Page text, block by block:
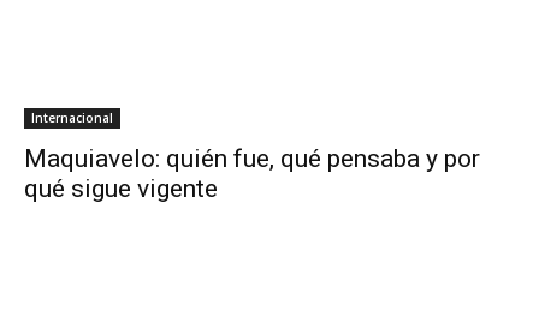
Internacional
Maquiavelo: quién fue, qué pensaba y por
qué sigue vigente